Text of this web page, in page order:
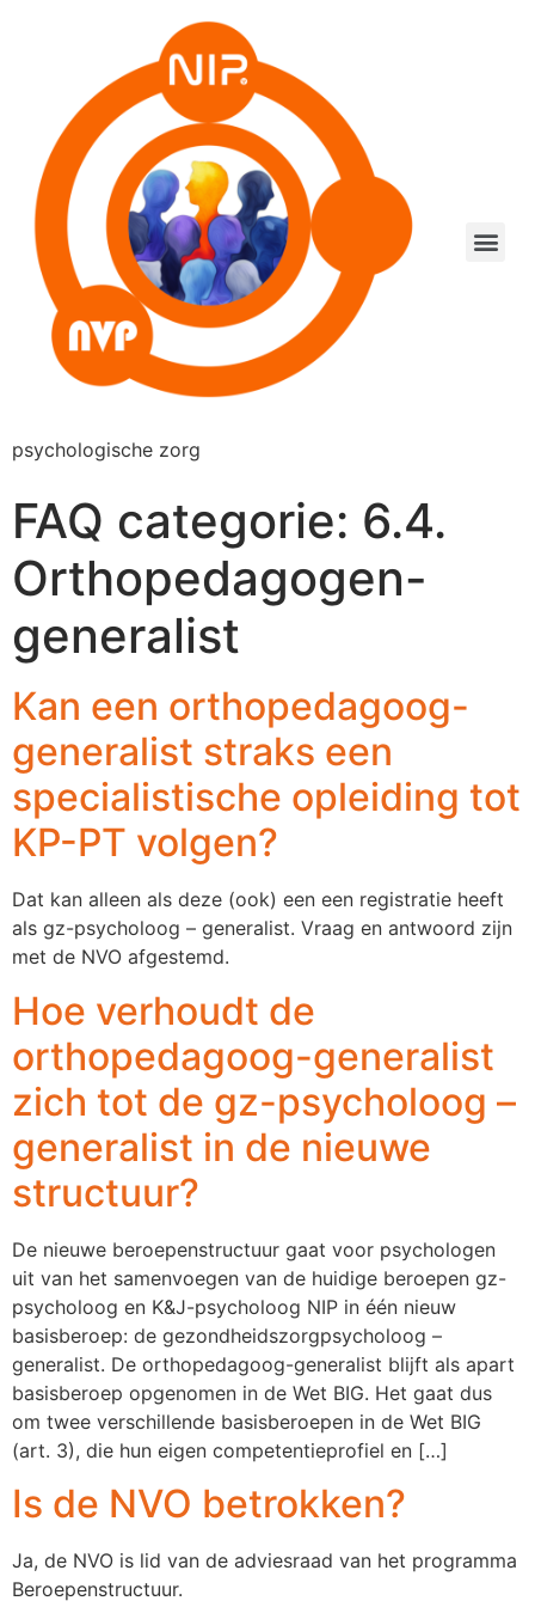
psychologische zorg
FAQ categorie: 6.4.
Orthopedagogen-
generalist
Kan een orthopedagoog-
generalist straks een
specialistische opleiding tot
KP-PT volgen?
Dat kan alleen als deze (ook) een een registratie heeft
als gz-psycholoog – generalist. Vraag en antwoord zijn
met de NVO afgestemd.
Hoe verhoudt de
orthopedagoog-generalist
zich tot de gz-psycholoog –
generalist in de nieuwe
structuur?
De nieuwe beroepenstructuur gaat voor psychologen
uit van het samenvoegen van de huidige beroepen gz-
psycholoog en K&J-psycholoog NIP in één nieuw
basisberoep: de gezondheidszorgpsycholoog –
generalist. De orthopedagoog-generalist blijft als apart
basisberoep opgenomen in de Wet BIG. Het gaat dus
om twee verschillende basisberoepen in de Wet BIG
(art. 3), die hun eigen competentieprofiel en […]
Is de NVO betrokken?
Ja, de NVO is lid van de adviesraad van het programma
Beroepenstructuur.